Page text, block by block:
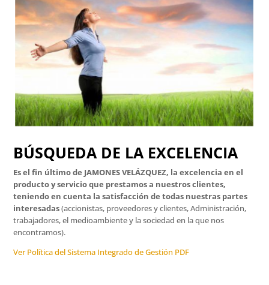
BÚSQUEDA DE LA EXCELENCIA
Es el fin último de JAMONES VELÁZQUEZ, la excelencia en el
producto y servicio que prestamos a nuestros clientes,
teniendo en cuenta la satisfacción de todas nuestras partes
interesadas(accionistas, proveedores y clientes, Administración,
trabajadores, el medioambiente y la sociedad en la que nos
encontramos).
Ver Política del Sistema Integrado de Gestión PDF